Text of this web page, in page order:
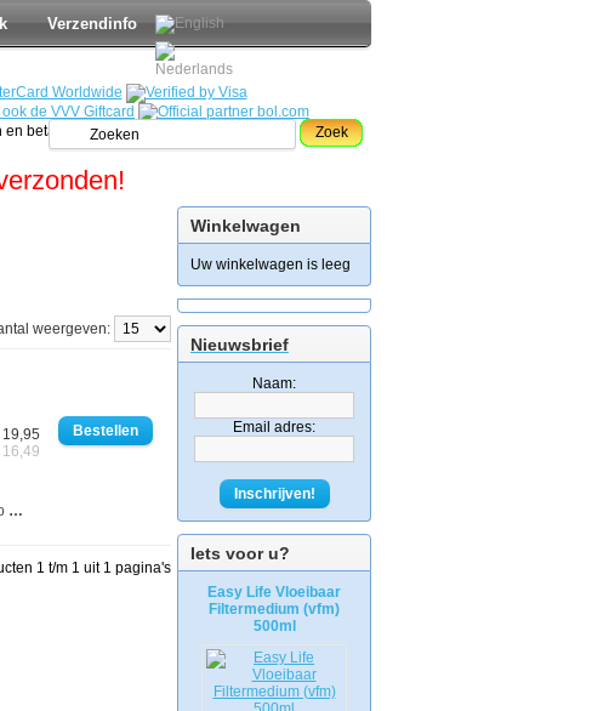
Verzendinfo
Zoek
Winkelwagen
Uw winkelwagen is leeg
Nieuwsbrief
Naam:
Email adres:
Inschrijven!
Iets voor u?
Easy Life Vloeibaar
Filtermedium (vfm)
500ml
weergeven:
16,49
…
1 t/m 1 uit 1 pagina's